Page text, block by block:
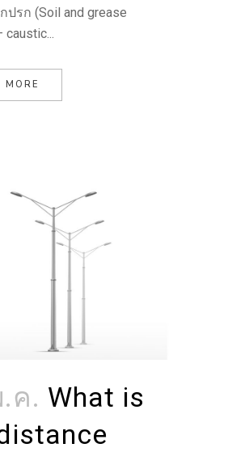
ปรก (Soil and grease
MORE
ค. What is